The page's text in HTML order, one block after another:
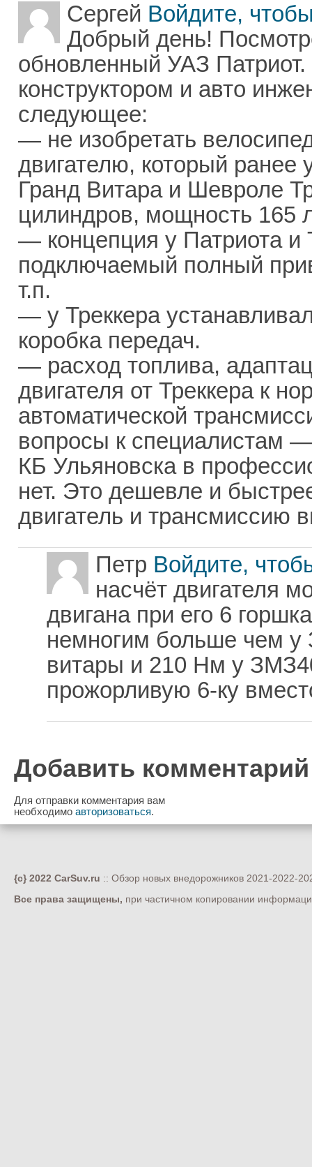
Сергей Войдите,
Добрый день!
обновленный УАЗ
конструктором и авто
следующее:
— не изобретать
двигателю, который ранее
Гранд Витара и Шевроле
цилиндров, мощность 165
— концепция у Патриота
подключаемый полный
т.п.
— у Треккера
коробка передач.
— расход топлива,
двигателя от Треккера к
автоматической
вопросы к специалистам
КБ Ульяновска в
нет. Это дешевле и
двигатель и трансмиссию
Петр Войдите,
насчёт двигателя
двигана при его 6
немногим больше чем
витары и 210 Нм у
прожорливую 6-ку
Добавить комментарий
Для отправки комментария вам
необходимо авторизоваться.
{c} 2022 CarSuv.ru :: Обзор новых внедорожников 2021-2022-
Все права защищены, при частичном копировании